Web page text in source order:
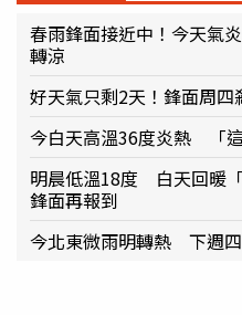
春雨鋒面接近中！今天氣
轉涼
好天氣只剩2天！鋒面周
今白天高溫36度炎熱 「
明晨低溫18度 白天回暖
鋒面再報到
今北東微雨明轉熱 下週